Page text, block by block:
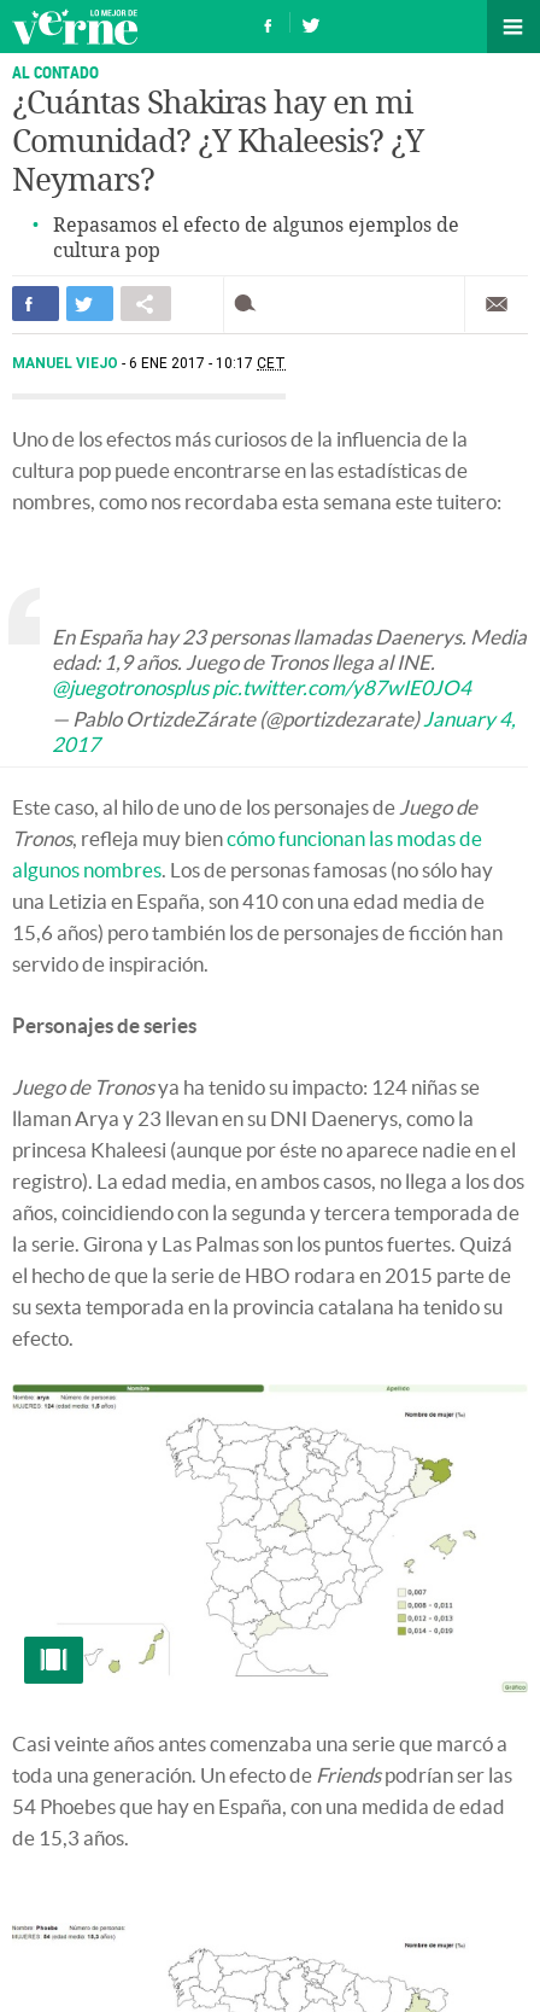
AL CONTADO
¿Cuántas Shakiras hay en mi
Comunidad? ¿Y Khaleesis? ¿Y
Neymars?
Repasamos el efecto de algunos ejemplos de
cultura pop
MANUEL VIEJO 6 ENE 2017 - 10:17 CET
Uno de los efectos más curiosos de la influencia de la
cultura pop puede encontrarse en las estadísticas de
nombres, como nos recordaba esta semana este tuitero:
En España hay 23 personas llamadas Daenerys. Media
edad: 1,9 años. Juego de Tronos llega al INE.
@juegotronosplus pic.twitter.com/y87wIE0JO4
— Pablo OrtizdeZárate (@portizdezarate)January 4,
2017
Este caso, al hilo de uno de los personajes de Juego de
Tronos, refleja muy biencómo funcionan las modas de
algunos nombres. Los de personas famosas (no sólo hay
una Letizia en España, son 410 con una edad media de
15,6 años) pero también los de personajes de ficción han
servido de inspiración.
Personajes de series
Juego de Tronosya ha tenido su impacto: 124 niñas se
llaman Arya y 23 llevan en su DNI Daenerys, como la
princesa Khaleesi (aunque por éste no aparece nadie en el
registro). La edad media, en ambos casos, no llega a los dos
años, coincidiendo con la segunda y tercera temporada de
la serie. Girona y Las Palmas son los puntos fuertes. Quizá
el hecho de que la serie de HBO rodara en 2015 parte de
su sexta temporada en la provincia catalana ha tenido su
efecto.
Casi veinte años antes comenzaba una serie que marcó a
toda una generación. Un efecto de Friendspodrían ser las
54 Phoebes que hay en España, con una medida de edad
de 15,3 años.